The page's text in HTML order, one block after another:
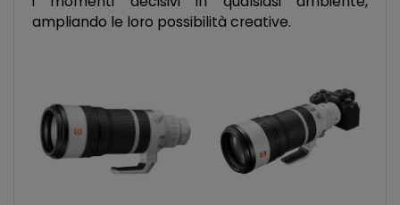
ampliando le loro possibilità creative.